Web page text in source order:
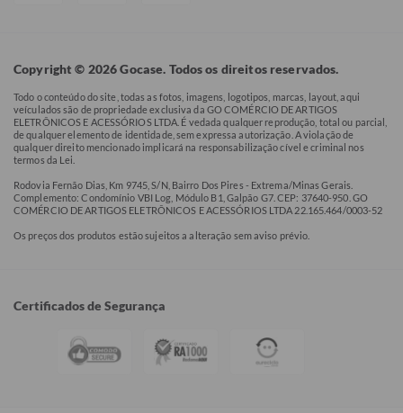
Copyright © 2026 Gocase. Todos os direitos reservados.
Todo o conteúdo do site, todas as fotos, imagens, logotipos, marcas, layout, aqui
veículados são de propriedade exclusiva da GO COMÉRCIO DE ARTIGOS
ELETRÔNICOS E ACESSÓRIOS LTDA. É vedada qualquer reprodução, total ou parcial,
de qualquer elemento de identidade, sem expressa autorização. A violação de
qualquer direito mencionado implicará na responsabilização cível e criminal nos
termos da Lei.
Rodovia Fernão Dias, Km 9745, S/N, Bairro Dos Pires - Extrema/Minas Gerais.
Complemento: Condomínio VBI Log, Módulo B1, Galpão G7. CEP: 37640-950. GO
COMÉRCIO DE ARTIGOS ELETRÔNICOS E ACESSÓRIOS LTDA 22.165.464/0003-52
Os preços dos produtos estão sujeitos a alteração sem aviso prévio.
Certificados de Segurança